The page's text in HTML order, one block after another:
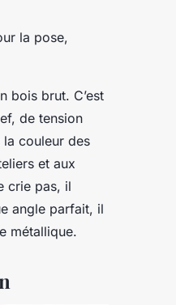
la pose,
bois brut. C’est
de tension
la couleur des
et aux
crie pas, il
angle parfait, il
métallique.